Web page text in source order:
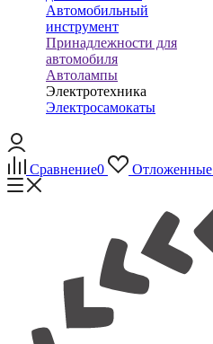
Автомобильный
инструмент
Принадлежности для
автомобиля
Автолампы
Электротехника
Электросамокаты
Сравнение0 Отложенные